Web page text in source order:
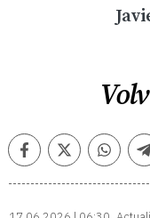
FacebookTwitter